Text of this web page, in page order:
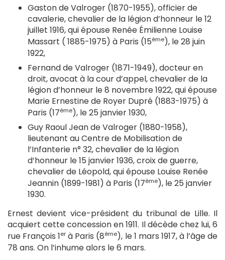
Gaston de Valroger (1870-1955), officier de
cavalerie, chevalier de la légion d’honneur le 12
juillet 1916, qui épouse Renée Émilienne Louise
Massart ( 1885-1975) à Paris (15ème), le 28 juin
1922,
Fernand de Valroger (1871-1949), docteur en
droit, avocat à la cour d’appel, chevalier de la
légion d’honneur le 8 novembre 1922, qui épouse
Marie Ernestine de Royer Dupré (1883-1975) à
Paris (17ème), le 25 janvier 1930,
Guy Raoul Jean de Valroger (1880-1958),
lieutenant au Centre de Mobilisation de
l’Infanterie n° 32, chevalier de la légion
d’honneur le 15 janvier 1936, croix de guerre,
chevalier de Léopold, qui épouse Louise Renée
Jeannin (1899-1981) à Paris (17ème), le 25 janvier
1930.
Ernest devient vice-président du tribunal de Lille. Il
acquiert cette concession en 1911. Il décède chez lui, 6
rue François 1er à Paris (8ème), le 1 mars 1917, à l’âge de
78 ans. On l’inhume alors le 6 mars.